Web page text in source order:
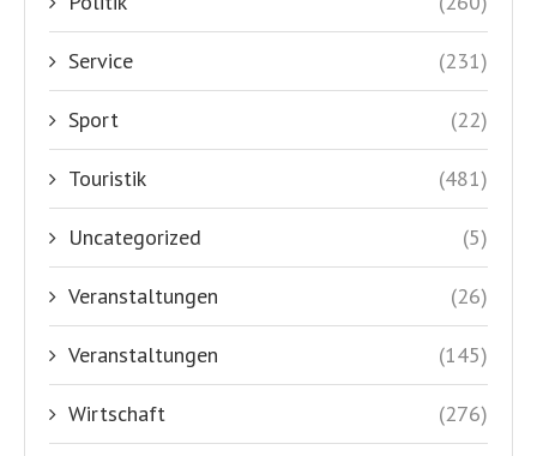
Service (231)
Sport (22)
Touristik (481)
Uncategorized (5)
Veranstaltungen (26)
Veranstaltungen (145)
Wirtschaft (276)